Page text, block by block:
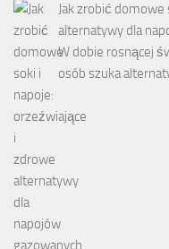
Jak zrobić
alternatywy dla
W dobie rosnącej
osób szuka